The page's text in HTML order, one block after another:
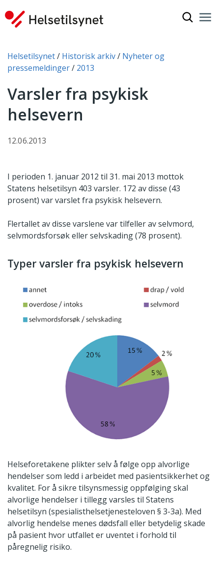
Du er her:
Helsetilsynet Historisk arkiv
Nyheter og
pressemeldinger
2013
Varsler fra psykisk
helsevern
12.06.2013
I perioden 1. januar 2012 til 31. mai 2013 mottok
Statens helsetilsyn 403 varsler. 172 av disse (43
prosent) var varslet fra psykisk helsevern.
Flertallet av disse varslene var tilfeller av selvmord,
selvmordsforsøk eller selvskading (78 prosent).
Typer varsler fra psykisk helsevern
Helseforetakene plikter selv å følge opp alvorlige
hendelser som ledd i arbeidet med pasientsikkerhet og
kvalitet. For å sikre tilsynsmessig oppfølging skal
alvorlige hendelser i tillegg varsles til Statens
helsetilsyn (spesialisthelsetjenesteloven § 3-3a). Med
alvorlig hendelse menes dødsfall eller betydelig skade
på pasient hvor utfallet er uventet i forhold til
påregnelig risiko.